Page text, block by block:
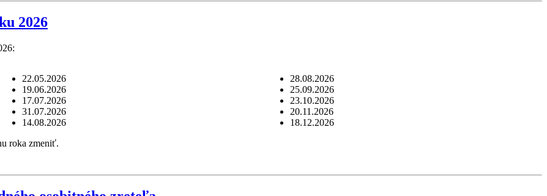
2026
22.05.2026
19.06.2026
17.07.2026
31.07.2026
14.08.2026
28.08.2026
25.09.2026
23.10.2026
20.11.2026
18.12.2026
roka zmeniť.